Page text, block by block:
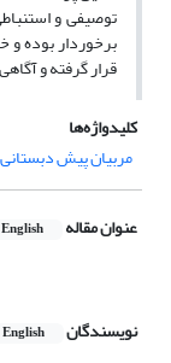
توصیفی و
برخوردار بوده و
قرار گرفته و
کلیدواژه‌ها
مربیان پیش دبستانی
عنوان مقاله English
نویسندگان English